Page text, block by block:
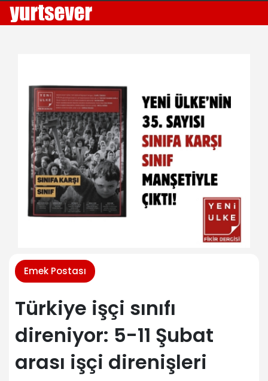
Emek Postası
Türkiye işçi sınıfı
direniyor: 5-11 Şubat
arası işçi direnişleri